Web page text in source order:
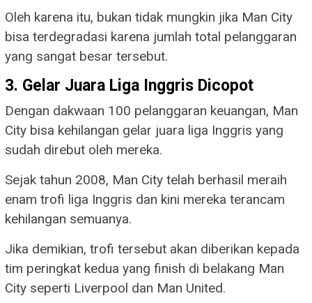
Oleh karena itu, bukan tidak mungkin jika Man City
bisa terdegradasi karena jumlah total pelanggaran
yang sangat besar tersebut.
3. Gelar Juara Liga Inggris Dicopot
Dengan dakwaan 100 pelanggaran keuangan, Man
City bisa kehilangan gelar juara liga Inggris yang
sudah direbut oleh mereka.
Sejak tahun 2008, Man City telah berhasil meraih
enam trofi liga Inggris dan kini mereka terancam
kehilangan semuanya.
Jika demikian, trofi tersebut akan diberikan kepada
tim peringkat kedua yang finish di belakang Man
City seperti Liverpool dan Man United.